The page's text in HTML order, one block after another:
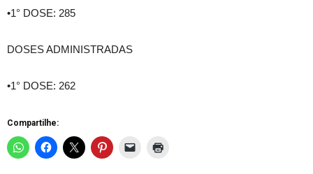
•1° DOSE: 285
DOSES ADMINISTRADAS
•1° DOSE: 262
Compartilhe: